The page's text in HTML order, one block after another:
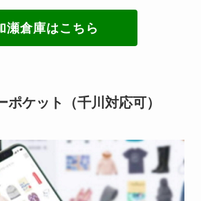
瀬倉庫はこちら
ポケット（千川対応可）